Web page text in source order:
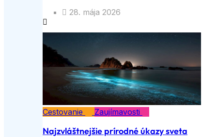
28. mája 2026
Cestovanie Zaujímavosti
Najzvláštnejšie prírodné úkazy sveta